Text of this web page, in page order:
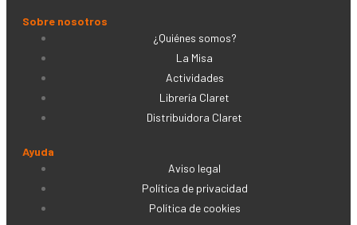
Sobre nosotros
¿Quiénes somos?
La Misa
Actividades
Librería Claret
Distribuidora Claret
Ayuda
Aviso legal
Política de privacidad
Política de cookies